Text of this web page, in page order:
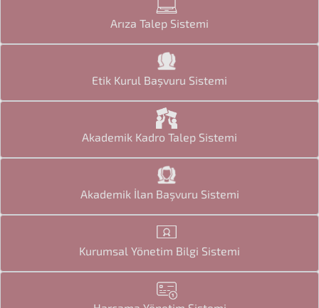
Arıza Talep Sistemi
Etik Kurul Başvuru Sistemi
Akademik Kadro Talep Sistemi
Akademik İlan Başvuru Sistemi
Kurumsal Yönetim Bilgi Sistemi